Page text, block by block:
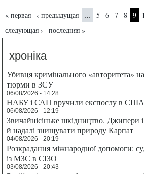
Страницы
« первая ‹ предыдущая … 5 6 7 8 9
следующая › последняя »
хроніка
Убивця кримінального «авторитета»
тюрми в ЗСУ
06/08/2026 - 14:28
НАБУ і САП вручили експослу в США
06/08/2026 - 12:19
Звичайнісіньке шкідництво. Джипери
й надалі знищувати природу Карпат
04/08/2026 - 20:19
Розкрадання міжнародної допомоги:
із МЗС в СІЗО
03/08/2026 - 20:43